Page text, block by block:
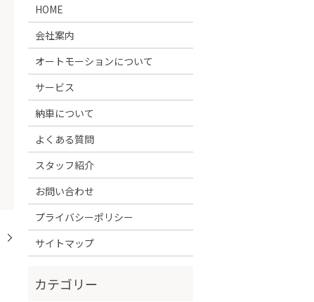
HOME
会社案内
オートモーションについて
サービス
納車について
よくある質問
スタッフ紹介
お問い合わせ
プライバシーポリシー
サイトマップ